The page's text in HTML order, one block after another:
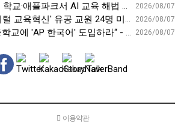
2026/08/07
파크서 AI 교육 해법 찾는다 - 스트레이트뉴스
2026/08/07
혁신' 유공 교원 24명 미국 연수 - 연합뉴스
2026/08/07
'AP 한국어' 도입하라“ - 재외동포신문
이용약관